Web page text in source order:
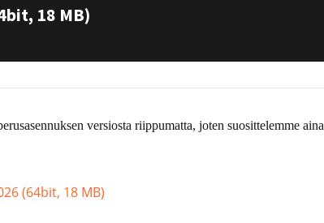
18 MB)
versiosta riippumatta, joten suosittelemme aina
(64bit, 18 MB)